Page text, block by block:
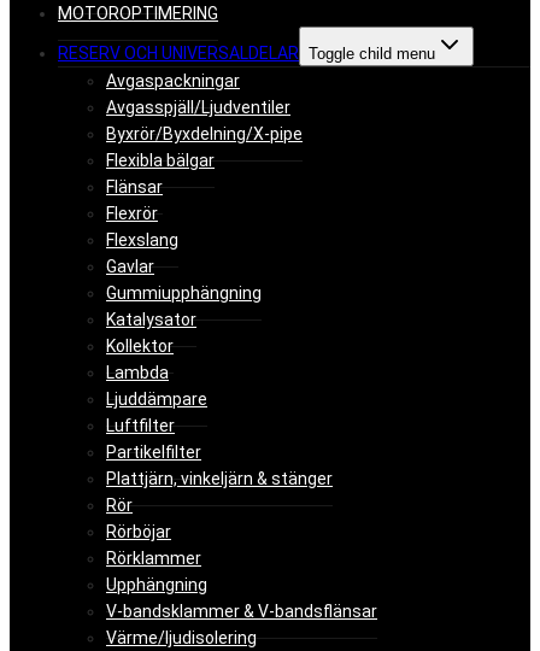
MOTOROPTIMERING
RESERV OCH UNIVERSALDELAR Toggle child menu
Avgaspackningar
Avgasspjäll/Ljudventiler
Byxrör/Byxdelning/X-pipe
Flexibla bälgar
Flänsar
Flexrör
Flexslang
Gavlar
Gummiupphängning
Katalysator
Kollektor
Lambda
Ljuddämpare
Luftfilter
Partikelfilter
Plattjärn, vinkeljärn & stänger
Rör
Rörböjar
Rörklammer
Upphängning
V-bandsklammer & V-bandsflänsar
Värme/ljudisolering